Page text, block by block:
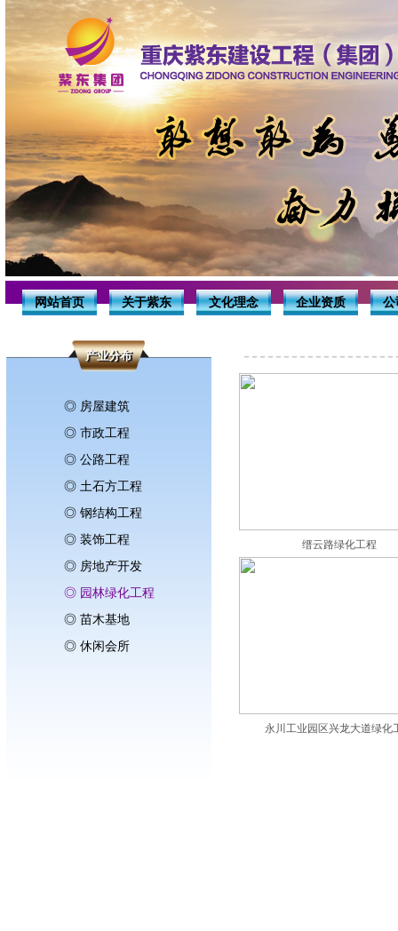
网站首页 关于紫东 文化理念 企业资质 公
产业分布
◎ 房屋建筑
◎ 市政工程
◎ 公路工程
◎ 土石方工程
◎ 钢结构工程
◎ 装饰工程
◎ 房地产开发
◎ 园林绿化工程
◎ 苗木基地
◎ 休闲会所
缙云路绿化工程
永川工业园区兴龙大道绿化